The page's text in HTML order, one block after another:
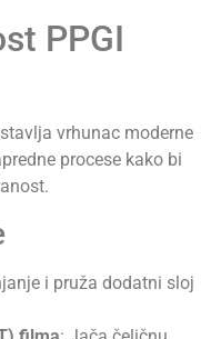
PPGI
vrhunac moderne
procese kako bi
i pruža dodatni sloj